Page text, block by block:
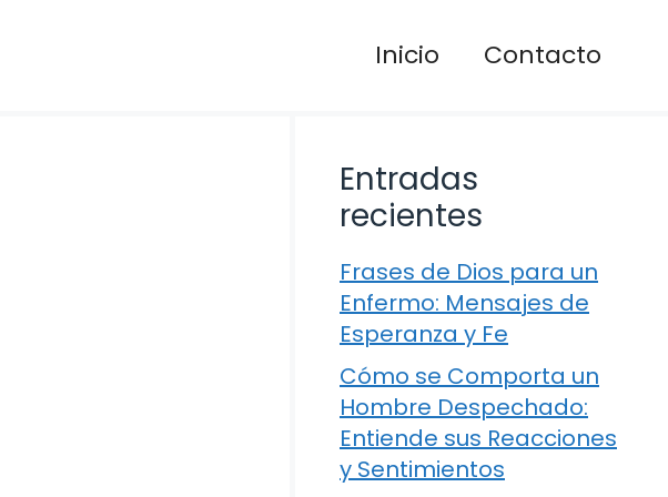
Inicio Contacto
Entradas
recientes
Frases de Dios para un
Enfermo: Mensajes de
Esperanza y Fe
Cómo se Comporta un
Hombre Despechado:
Entiende sus Reacciones
y Sentimientos